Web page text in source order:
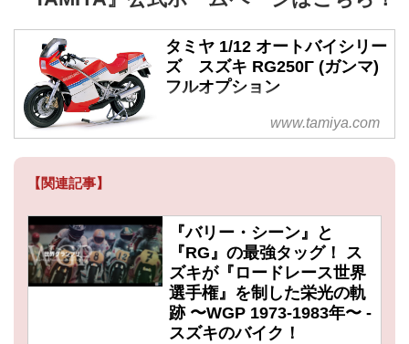
タミヤ 1/12 オートバイシリー
ズ スズキ RG250Γ (ガンマ)
フルオプション
www.tamiya.com
【関連記事】
『バリー・シーン』と
『RG』の最強タッグ！ ス
ズキが『ロードレース世界
選手権』を制した栄光の軌
跡 〜WGP 1973-1983年〜 -
スズキのバイク！